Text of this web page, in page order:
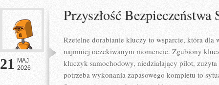
21 MAJ
2026
Przyszłość Bezpieczeństwa
Rzetelne dorabianie kluczy to wsparcie, która dla
najmniej oczekiwanym momencie. Zgubiony
kluczyk samochodowy, niedziałający pilot,
potrzeba wykonania zapasowego kompletu to